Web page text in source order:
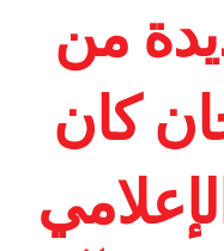
من
كان